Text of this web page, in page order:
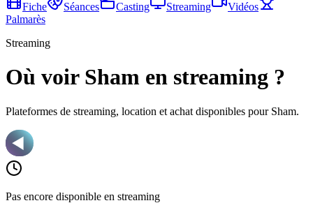
Fiche
Séances Casting Streaming
Vidéos
Palmarès
Streaming
Où voir Sham en streaming ?
Plateformes de streaming, location et achat disponibles pour Sham.
Pas encore disponible en streaming